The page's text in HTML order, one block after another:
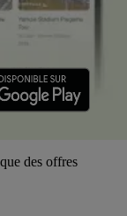
des offres